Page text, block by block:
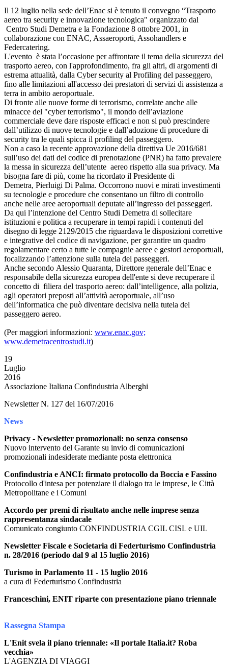
Il 12 luglio nella sede dell’Enac si è tenuto il convegno “Trasporto
aereo tra security e innovazione tecnologica" organizzato dal
Centro Studi Demetra e la Fondazione 8 ottobre 2001, in
collaborazione con ENAC, Assaeroporti, Assohandlers e
Federcatering.
L'evento è stata l’occasione per affrontare il tema della sicurezza del
trasporto aereo, con l'approfondimento, fra gli altri, di argomenti di
estrema attualità, dalla Cyber security al Profiling del passeggero,
fino alle limitazioni all'accesso dei prestatori di servizi di assistenza a
terra in ambito aeroportuale.
Di fronte alle nuove forme di terrorismo, correlate anche alle
minacce del "cyber terrorismo", il mondo dell’aviazione
commerciale deve dare risposte efficaci e non si può prescindere
dall’utilizzo di nuove tecnologie e dall’adozione di procedure di
security tra le quali spicca il profiling del passeggero.
Non a caso la recente approvazione della direttiva Ue 2016/681
sull’uso dei dati del codice di prenotazione (PNR) ha fatto prevalere
la messa in sicurezza dell’utente aereo rispetto alla sua privacy. Ma
bisogna fare di più, come ha ricordato il Presidente di
Demetra, Pierluigi Di Palma. Occorrono nuovi e mirati investimenti
su tecnologie e procedure che consentano un filtro di controllo
anche nelle aree aeroportuali deputate all’ingresso dei passeggeri.
Da qui l’intenzione del Centro Studi Demetra di sollecitare
istituzioni e politica a recuperare in tempi rapidi i contenuti del
disegno di legge 2129/2015 che riguardava le disposizioni correttive
e integrative del codice di navigazione, per garantire un quadro
regolamentare certo a tutte le compagnie aeree e gestori aeroportuali,
focalizzando l’attenzione sulla tutela dei passeggeri.
Anche secondo Alessio Quaranta, Direttore generale dell’Enac e
responsabile della sicurezza europea dell'ente si deve recuperare il
concetto di filiera del trasporto aereo: dall’intelligence, alla polizia,
agli operatori preposti all’attività aeroportuale, all’uso
dell’informatica che può diventare decisiva nella tutela del
passeggero aereo.
(Per maggiori informazioni: www.enac.gov;
www.demetracentrostudi.it)
19
Luglio
2016
Associazione Italiana Confindustria Alberghi
Newsletter N. 127 del 16/07/2016
News
Privacy - Newsletter promozionali: no senza consenso
Nuovo intervento del Garante su invio di comunicazioni
promozionali indesiderate mediante posta elettronica
Confindustria e ANCI: firmato protocollo da Boccia e Fassino
Protocollo d'intesa per potenziare il dialogo tra le imprese, le Città
Metropolitane e i Comuni
Accordo per premi di risultato anche nelle imprese senza
rappresentanza sindacale
Comunicato congiunto CONFINDUSTRIA CGIL CISL e UIL
Newsletter Fiscale e Societaria di Federturismo Confindustria
n. 28/2016 (periodo dal 9 al 15 luglio 2016)
Turismo in Parlamento 11 - 15 luglio 2016
a cura di Federturismo Confindustria
Franceschini, ENIT riparte con presentazione piano triennale
Rassegna Stampa
L'Enit svela il piano triennale: «Il portale Italia.it? Roba
vecchia»
L'AGENZIA DI VIAGGI